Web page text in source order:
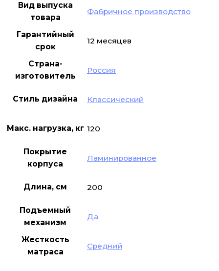
Вид выпуска
товара
Фабричное производство
Гарантийный
срок
12 месяцев
Страна-
изготовитель
Россия
Стиль дизайна Классический
Макс. нагрузка, кг 120
Покрытие
корпуса
Ламинированное
Длина, см 200
Подъемный
механизм
Да
Жесткость
матраса
Средний